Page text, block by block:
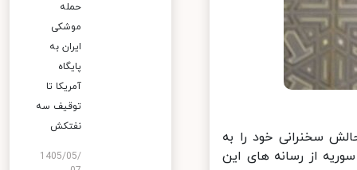
سخنرانی خود را به
از رسانه های این
حمله
موشکی
ایران به
پایگاه
آمریکا تا
توقیف سه
نفتکش
1405/05/